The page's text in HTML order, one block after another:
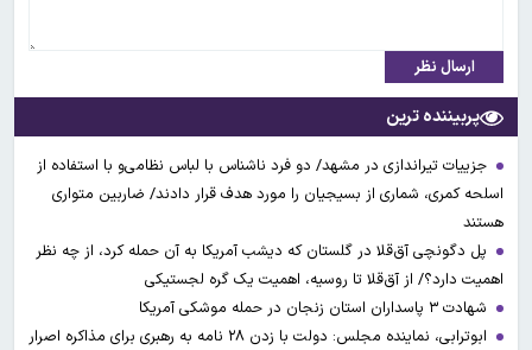
ارسال نظر
پربیننده ترین
جزییات تیراندازی در مشهد/ دو فرد ناشناس با لباس نظامی‌و با استفاده از
اسلحه کمری، شماری از بسیجیان را مورد هدف قرار دادند/ ضاربین متواری
هستند
پل دگونچی آق‌قلا در گلستان که دیشب آمریکا به آن حمله کرد، از چه نظر
اهمیت دارد؟/ از آق‌قلا تا روسیه، اهمیت یک گره لجستیکی
شهادت ۳ ‌پاسداران استان زنجان در حمله موشکی آمریکا
ابوترابی، نماینده مجلس: دولت با زدن ۲۸ نامه به رهبری برای مذاکره اصرار